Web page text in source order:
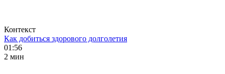
Контекст
Как добиться здорового долголетия
01:56
2 мин